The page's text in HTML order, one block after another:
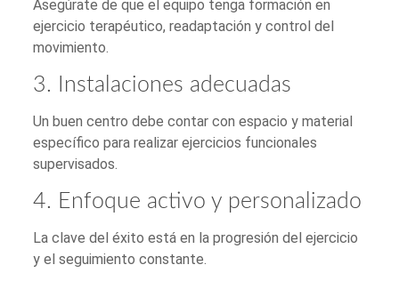
Asegúrate de que el equipo tenga formación en
ejercicio terapéutico, readaptación y control del
movimiento.
3. Instalaciones adecuadas
Un buen centro debe contar con espacio y material
específico para realizar ejercicios funcionales
supervisados.
4. Enfoque activo y personalizado
La clave del éxito está en la progresión del ejercicio
y el seguimiento constante.